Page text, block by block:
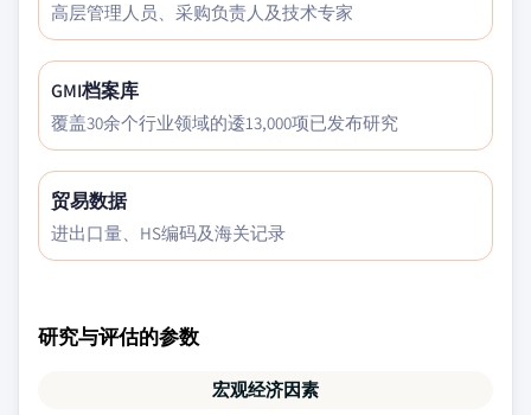
高层管理人员、采购负责人及技术专家
GMI档案库
覆盖30余个行业领域的逶13,000项已发布研究
贸易数据
进出口量、HS编码及海关记录
研究与评估的参数
宏观经济因素